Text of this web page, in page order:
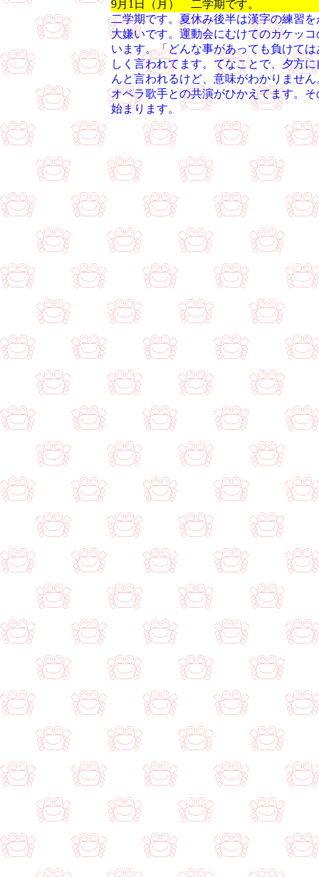
9月1日（月） 二学期です。
二学期です。夏休み後半は漢字の練習
大嫌いです。運動会にむけてのカケッ
います。「どんな事があっても負けて
しく言われてます。てなことで、夕方
んと言われるけど、意味がわかりませ
オペラ歌手との共演がひかえてます。
始まります。